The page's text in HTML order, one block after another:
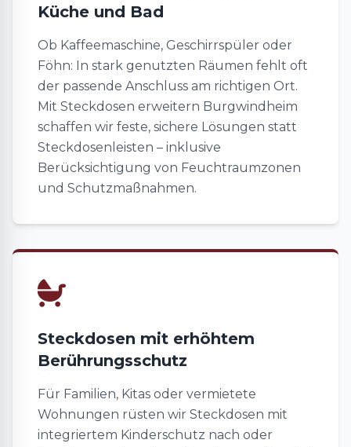
Küche und Bad
Ob Kaffeemaschine, Geschirrspüler oder
Föhn: In stark genutzten Räumen fehlt oft
der passende Anschluss am richtigen Ort.
Mit Steckdosen erweitern Burgwindheim
schaffen wir feste, sichere Lösungen statt
Steckdosenleisten – inklusive
Berücksichtigung von Feuchtraumzonen
und Schutzmaßnahmen.
Steckdosen mit erhöhtem
Berührungsschutz
Für Familien, Kitas oder vermietete
Wohnungen rüsten wir Steckdosen mit
integriertem Kinderschutz nach oder